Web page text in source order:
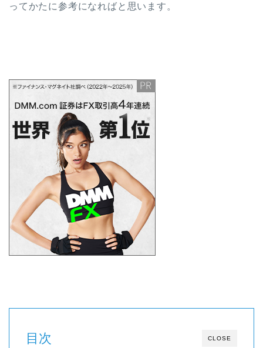
ってかたに参考になればと思います。
CLOSE
目次